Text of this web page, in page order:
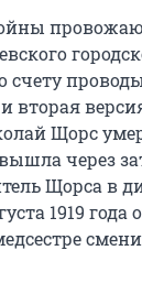
счету
вторая
Щорс
через
Щорса в
1919 года